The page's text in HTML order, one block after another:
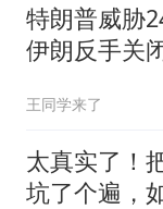
特朗普威胁
伊朗反手关
王同学来了
太真实了！
坑了个遍，